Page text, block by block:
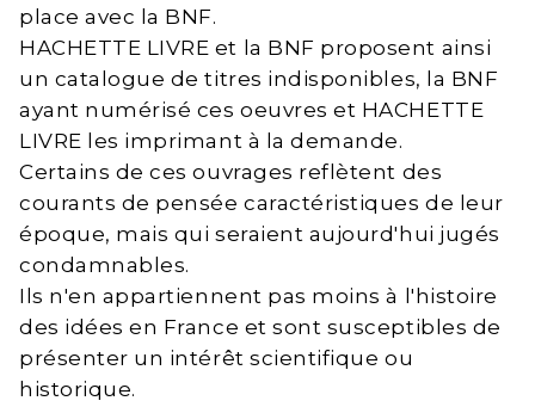
place avec la BNF.
HACHETTE LIVRE et la BNF proposent ainsi
un catalogue de titres indisponibles, la BNF
ayant numérisé ces oeuvres et HACHETTE
LIVRE les imprimant à la demande.
Certains de ces ouvrages reflètent des
courants de pensée caractéristiques de leur
époque, mais qui seraient aujourd'hui jugés
condamnables.
Ils n'en appartiennent pas moins à l'histoire
des idées en France et sont susceptibles de
présenter un intérêt scientifique ou
historique.